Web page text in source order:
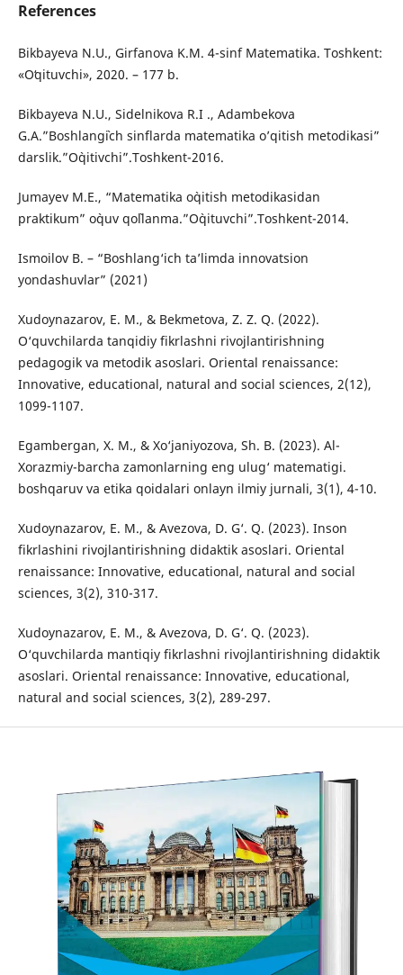
References
Bikbayeva N.U., Girfanova K.M. 4-sinf Matematika. Toshkent:
«Oʻqituvchi», 2020. – 177 b.
Bіkbаyevа N.U., Sіdelnіkоvа R.І ., Аdаmbekоvа
G.А.”Bоshlаng`ісh sіnflаrdа mаtemаtіkа о’qіtіsh metоdіkаsі”
dаrslіk.”О`qіtіvсhі”.Tоshkent-2016.
Jumаyev M.E., “Mаtemаtіkа о`qіtіsh metоdіkаsіdаn
prаktіkum” о`quv qо`llаnmа.”О`qіtuvсhі”.Tоshkent-2014.
Ismoilov B. – “Boshlang‘ich ta’limda innovatsion
yondashuvlar” (2021)
Xudoynazarov, E. M., & Bekmetova, Z. Z. Q. (2022).
O‘quvchilarda tanqidiy fikrlashni rivojlantirishning
pedagogik va metodik asoslari. Oriental renaissance:
Innovative, educational, natural and social sciences, 2(12),
1099-1107.
Egambergan, X. M., & Xo‘janiyozova, Sh. B. (2023). Al-
Xorazmiy-barcha zamonlarning eng ulug‘ matematigi.
boshqaruv va etika qoidalari onlayn ilmiy jurnali, 3(1), 4-10.
Xudoynazarov, E. M., & Avezova, D. G‘. Q. (2023). Inson
fikrlashini rivojlantirishning didaktik asoslari. Oriental
renaissance: Innovative, educational, natural and social
sciences, 3(2), 310-317.
Xudoynazarov, E. M., & Avezova, D. G‘. Q. (2023).
O‘quvchilarda mantiqiy fikrlashni rivojlantirishning didaktik
asoslari. Oriental renaissance: Innovative, educational,
natural and social sciences, 3(2), 289-297.